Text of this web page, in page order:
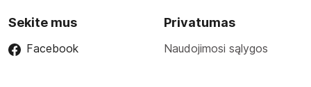
Sekite mus
Facebook
Privatumas
Naudojimosi sąlygos